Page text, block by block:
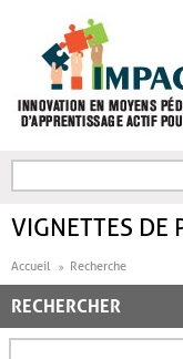
FORMULAIRE DE
VIGNETTES DE
Accueil Recherche
RECHERCHER